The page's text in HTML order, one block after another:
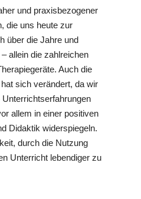
und praxisbezogener
die uns heute zur
über die Jahre und
allein die zahlreichen
Auch die
sich verändert, da wir
allem in einer positiven
Didaktik widerspiegeln.
durch die Nutzung
Unterricht lebendiger zu